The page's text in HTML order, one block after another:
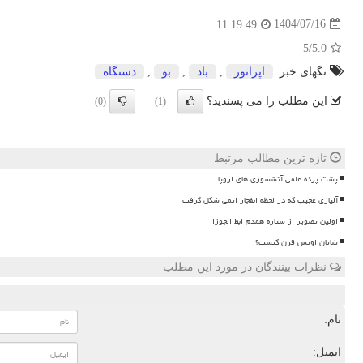
1404/07/16
11:19:49
5.0
/5
تگهای خبر:
اپراتور باد بو دستگاه
این مطلب را می پسندید؟ (1)
(0)
تازه ترین مطالب مرتبط
پشت پرده علمی آتشسوزی های اروپا
آلیاژی عجیب که در لحظه انفجار اتمی شکل گرفت
اولین تصویر از ستاره همدم ابط الجوزا
شایان اویس قرن کیست؟
نظرات بینندگان در مورد این مطلب
نام:
ایمیل: